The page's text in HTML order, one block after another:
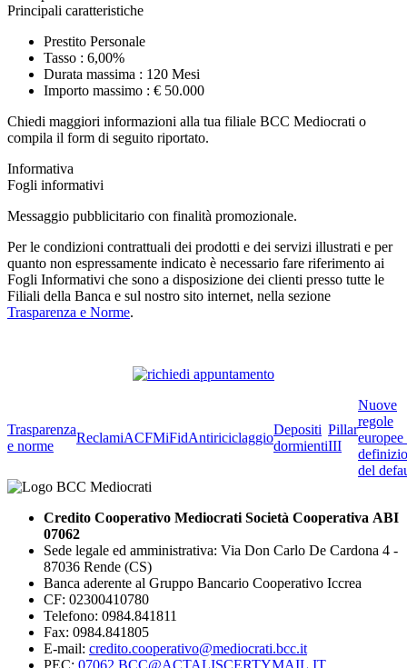
Principali caratteristiche
Prestito Personale
Tasso : 6,00%
Durata massima : 120 Mesi
Importo massimo : € 50.000
Chiedi maggiori informazioni alla tua filiale BCC Mediocrati o
compila il form di seguito riportato.
Informativa
Fogli informativi
Messaggio pubblicitario con finalità promozionale.
Per le condizioni contrattuali dei prodotti e dei servizi illustrati e per
quanto non espressamente indicato è necessario fare riferimento ai
Fogli Informativi che sono a disposizione dei clienti presso tutte le
Filiali della Banca e sul nostro sito internet, nella sezione
Trasparenza e Norme.
Trasparenza
e norme
ReclamiACFMiFidAntiriciclaggio
Depositi
dormienti
Pillar
III
Nuove
regole
del
Credito Cooperativo Mediocrati Società Cooperativa ABI
07062
Sede legale ed amministrativa: Via Don Carlo De Cardona 4 -
87036 Rende (CS)
Banca aderente al Gruppo Bancario Cooperativo Iccrea
CF: 02300410780
Telefono: 0984.841811
Fax: 0984.841805
E-mail: credito.cooperativo@mediocrati.bcc.it
PEC: 07062.BCC@ACTALISCERTYMAIL.IT